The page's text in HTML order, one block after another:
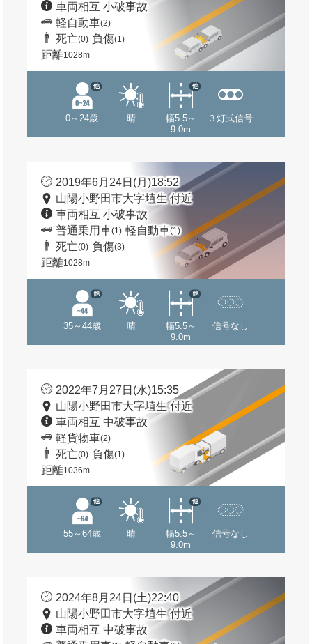
車両相互 小破事故
軽自動車(2)
死亡(0) 負傷(1)
距離1028m
0～24歳
他
晴
幅5.5～
9.0m
他
３灯式信号
2019年6月24日(月)18:52
山陽小野田市大字埴生 付近
車両相互 小破事故
普通乗用車(1) 軽自動車(1)
死亡(0) 負傷(3)
距離1028m
35～44歳
他
晴
幅5.5～
9.0m
他
信号なし
2022年7月27日(水)15:35
山陽小野田市大字埴生 付近
車両相互 中破事故
軽貨物車(2)
死亡(0) 負傷(1)
距離1036m
55～64歳
他
晴
幅5.5～
9.0m
他
信号なし
2024年8月24日(土)22:40
山陽小野田市大字埴生 付近
車両相互 中破事故